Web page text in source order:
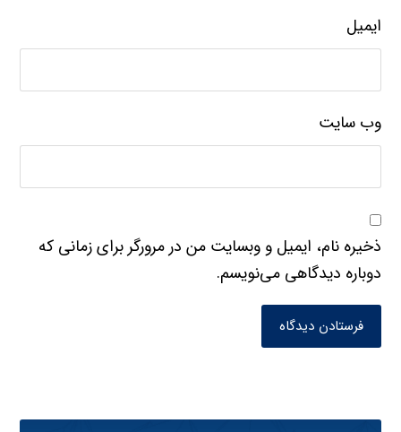
ایمیل
وب‌ سایت
ذخیره نام، ایمیل و وبسایت من در مرورگر برای زمانی که
دوباره دیدگاهی می‌نویسم.
فرستادن دیدگاه